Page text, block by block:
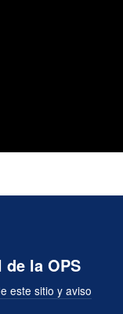
la OPS
este sitio y aviso